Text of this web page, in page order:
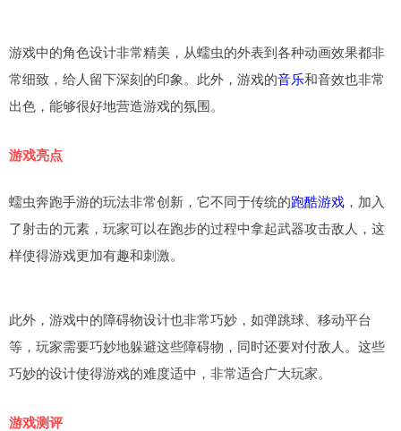
游戏中的角色设计非常精美，从蠕虫的外表到各种动画效果都非
常细致，给人留下深刻的印象。此外，游戏的音乐和音效也非常
出色，能够很好地营造游戏的氛围。
游戏亮点
蠕虫奔跑手游的玩法非常创新，它不同于传统的跑酷游戏 ，加入
了射击的元素，玩家可以在跑步的过程中拿起武器攻击敌人，这
样使得游戏更加有趣和刺激。
此外，游戏中的障碍物设计也非常巧妙，如弹跳球、移动平台
等，玩家需要巧妙地躲避这些障碍物，同时还要对付敌人。这些
巧妙的设计使得游戏的难度适中，非常适合广大玩家。
游戏测评